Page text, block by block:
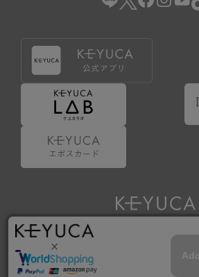
Copyright © KAWAJUN Co., Ltd. All